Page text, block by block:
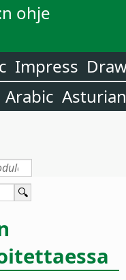
ohje
Impress
Arabic Asturian